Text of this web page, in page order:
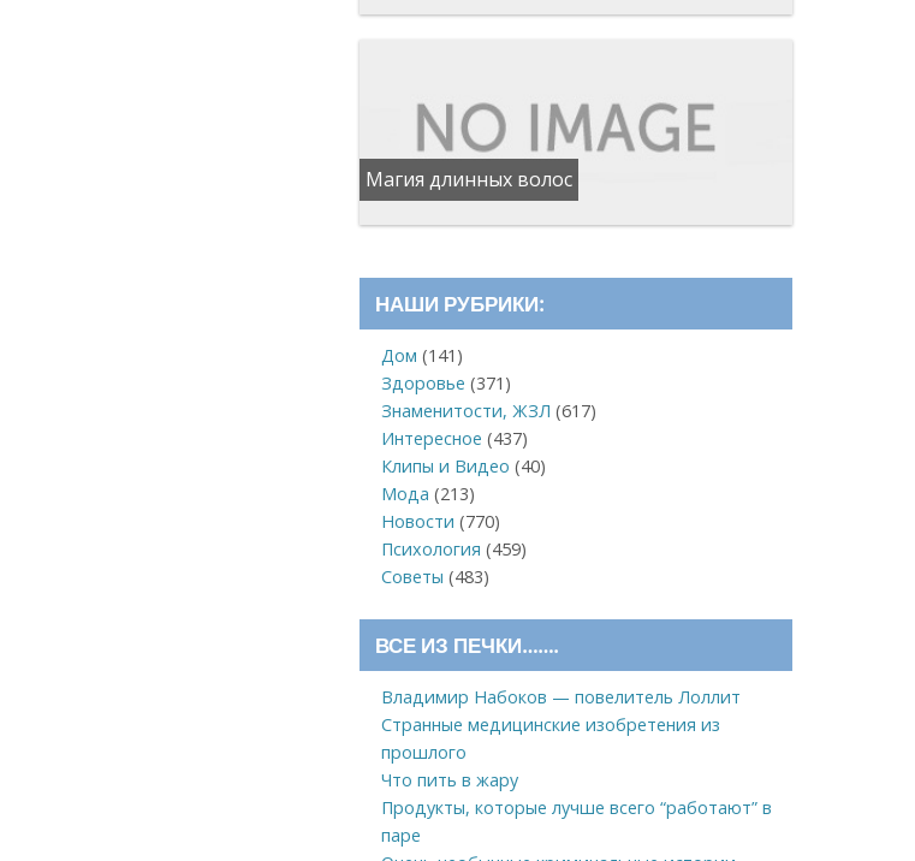
Магия длинных волос
НАШИ РУБРИКИ:
Дом (141)
Здоровье (371)
Знаменитости, ЖЗЛ (617)
Интересное (437)
Клипы и Видео (40)
Мода (213)
Новости (770)
Психология (459)
Советы (483)
ВСЕ ИЗ ПЕЧКИ…….
Владимир Набоков — повелитель Лоллит
Странные медицинские изобретения из
прошлого
Что пить в жару
Продукты, которые лучше всего “работают” в
паре